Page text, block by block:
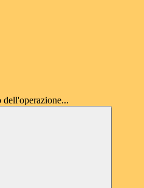
dell'operazione...